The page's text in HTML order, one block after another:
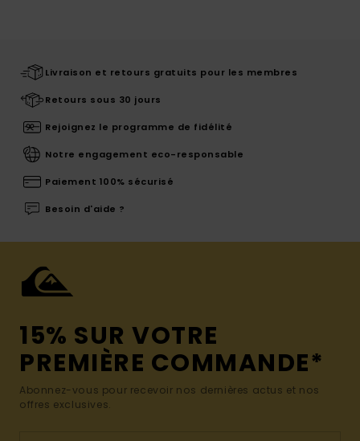
Livraison et retours gratuits pour les membres
Retours sous 30 jours
Rejoignez le programme de fidélité
Notre engagement eco-responsable
Paiement 100% sécurisé
Besoin d'aide ?
15% SUR VOTRE
PREMIÈRE COMMANDE*
Abonnez-vous pour recevoir nos dernières actus et nos
offres exclusives.